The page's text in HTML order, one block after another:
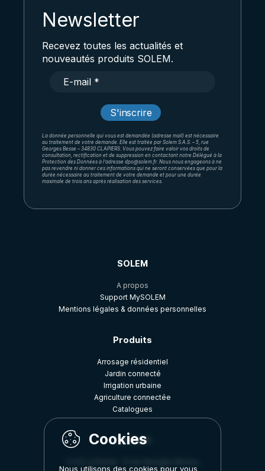
Newsletter
Recevez toutes les actualités et
nouveautés produits SOLEM.
La donnée personnelle qui vous est demandée (adresse mail) est nécessaire
au traitement de votre demande. Elle est traitée par Solem S.A.S. – 5, rue
Georges Besse – 34830 CLAPIERS. Vous pouvez faire valoir vos droits de
consultation, rectification et de suppression en contactant notre Délégué à la
Protection des Données à l’adresse dpo@solem.fr. Nous nous engageons à ne
pas revendre ni donner ces informations qui ne seront conservées que pour la
durée nécessaire au traitement de votre demande et pour une durée
maximale de trois ans après réalisation des services.
SOLEM
A propos
Support MySOLEM
Mentions légales & données personnelles
Produits
Arrosage résidentiel
Jardin connecté
Irrigation urbaine
Agriculture connectée
Catalogues
Contact
Nous utilisons des cookies pour vous